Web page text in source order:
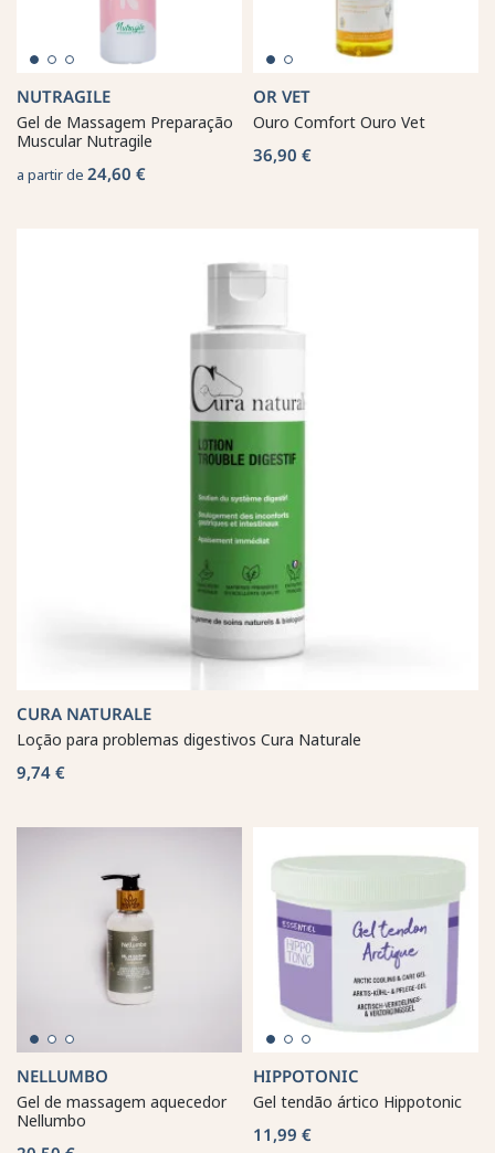
NUTRAGILE
Gel de Massagem Preparação
Muscular Nutragile
a partir de 24,60 €
OR VET
Ouro Comfort Ouro Vet
36,90 €
CURA NATURALE
Loção para problemas digestivos Cura Naturale
9,74 €
NELLUMBO
Gel de massagem aquecedor
Nellumbo
HIPPOTONIC
Gel tendão ártico Hippotonic
11,99 €